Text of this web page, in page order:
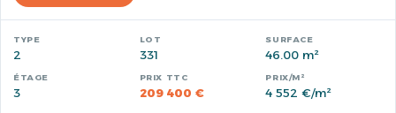
2 331 46.00 m²
3 209 400 € 4 552 €/m²